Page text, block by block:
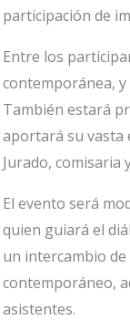
participación de
Entre los
contemporánea,
También estará
aportará su vasta
Jurado, comisaria
El evento será
quien guiará el
un intercambio
contemporáneo,
asistentes.